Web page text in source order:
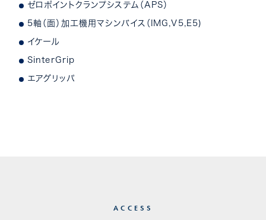
ゼロポイントクランプシステム（APS）
5軸（面）加工機用マシンバイス（IMG,V5,E5)
イケール
SinterGrip
エアグリッパ
ACCESS